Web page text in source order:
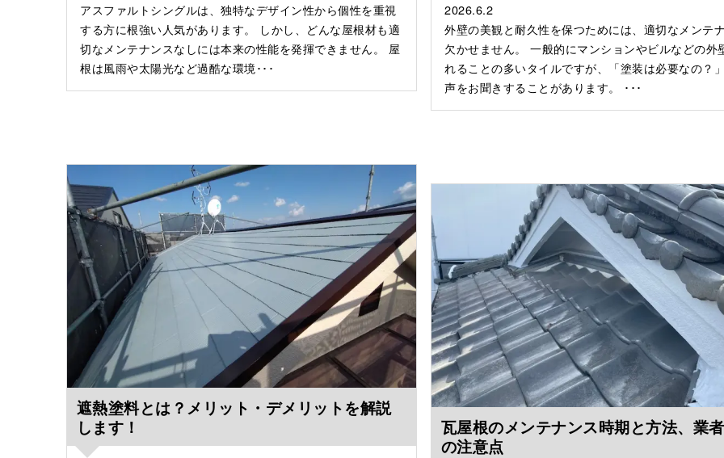
アスファルトシングルは、独特なデザイン性から個性を重視
する方に根強い人気があります。 しかし、どんな屋根材も適
切なメンテナンスなしには本来の性能を発揮できません。 屋
根は風雨や太陽光など過酷な環境･･･
2026.6.2
外壁の美観と耐久性を保つためには、適切なメンテ
欠かせません。 一般的にマンションやビルなどの外
れることの多いタイルですが、「塗装は必要なの？
声をお聞きすることがあります。 ･･･
遮熱塗料とは？メリット・デメリットを解説
します！
瓦屋根のメンテナンス時期と方法、業
の注意点